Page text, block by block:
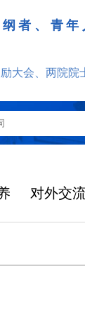
者、青年
大会、两院院
对外交